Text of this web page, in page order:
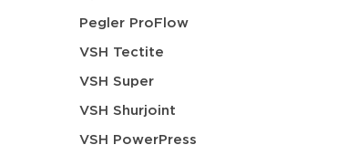
Pegler ProFlow
VSH Tectite
VSH Super
VSH Shurjoint
VSH PowerPress